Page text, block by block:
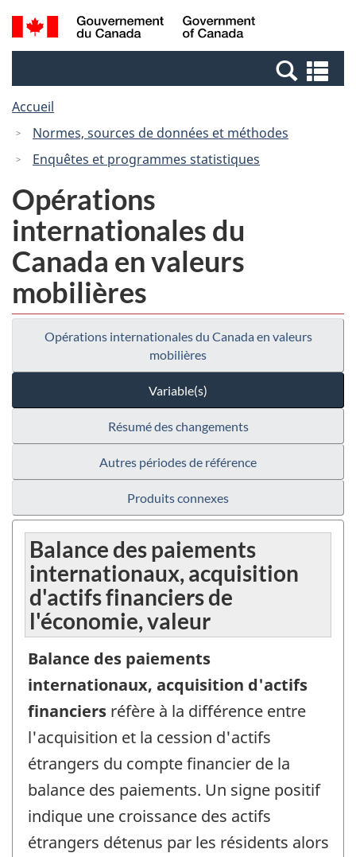
Passer
au
Passer
à
Canada
Recherche
et
et
Accueil
Normes, sources de données et méthodes
Enquêtes et programmes statistiques
Opérations
internationales du
Canada en valeurs
mobilières
Opérations internationales du Canada en valeurs
mobilières
Variable(s)
Résumé des changements
Autres périodes de référence
Produits connexes
Balance des paiements
internationaux, acquisition
d'actifs financiers de
l'économie, valeur
Balance des paiements
internationaux, acquisition d'actifs
financiers réfère à la différence entre
l'acquisition et la cession d'actifs
étrangers du compte financier de la
balance des paiements. Un signe positif
indique une croissance des actifs
étrangers détenus par les résidents alors